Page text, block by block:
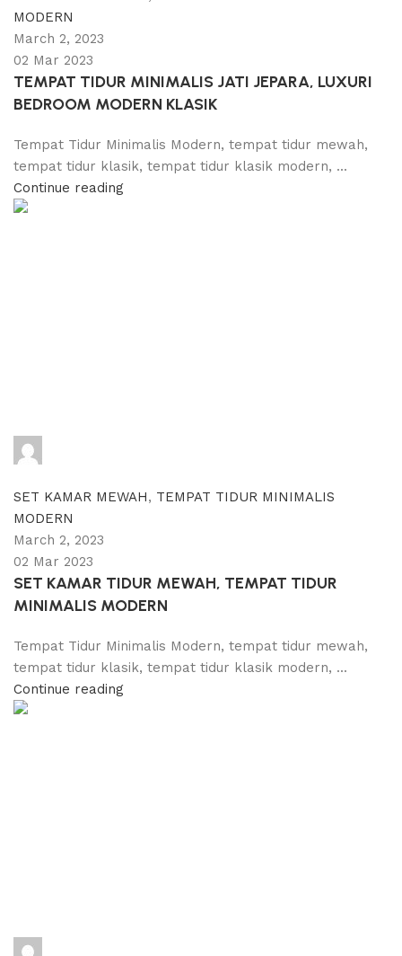
MODERN
March 2, 2023
02 Mar 2023
TEMPAT TIDUR MINIMALIS JATI JEPARA, LUXURI
BEDROOM MODERN KLASIK
Tempat Tidur Minimalis Modern, tempat tidur mewah,
tempat tidur klasik, tempat tidur klasik modern, ...
Continue reading
SET KAMAR MEWAH, TEMPAT TIDUR MINIMALIS
MODERN
March 2, 2023
02 Mar 2023
SET KAMAR TIDUR MEWAH, TEMPAT TIDUR
MINIMALIS MODERN
Tempat Tidur Minimalis Modern, tempat tidur mewah,
tempat tidur klasik, tempat tidur klasik modern, ...
Continue reading